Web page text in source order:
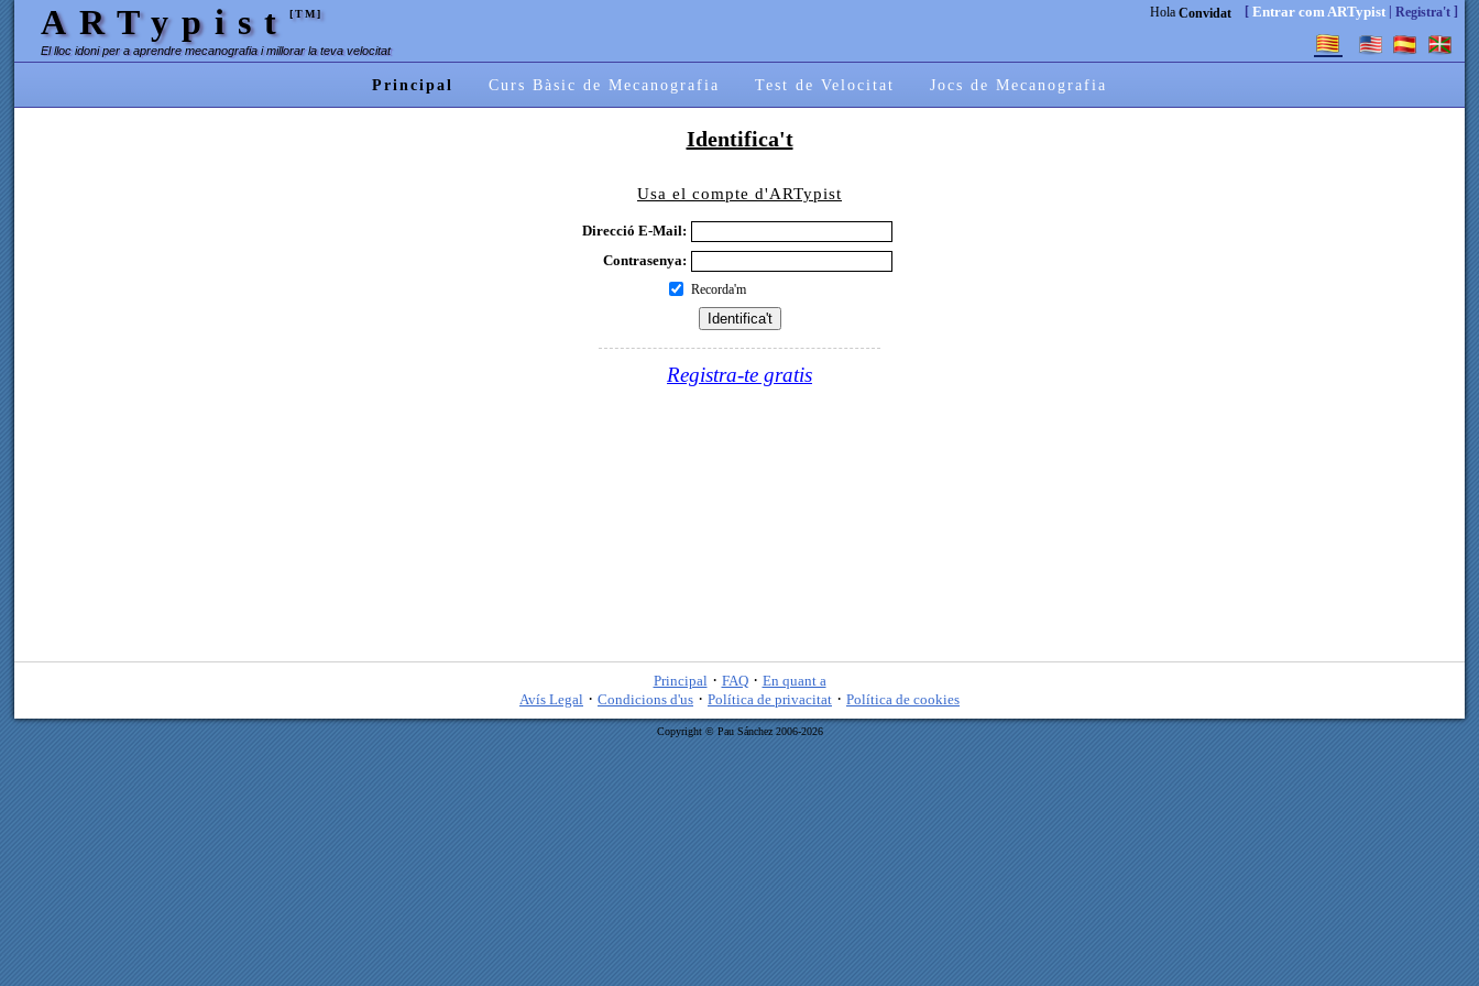
ARTypist[TM]
El lloc idoni per a aprendre mecanografia i millorar la teva velocitat
Hola Convidat [ Entrar com ARTypist| Registra't]
Principal Curs Bàsic de Mecanografia Test de Velocitat Jocs de Mecanografia
Identifica't
Usa el compte d'ARTypist
Direcció E-Mail:
Contrasenya:
Recorda'm
Registra-te gratis
Principal · FAQ· En quant a
Avís Legal · Condicions d'us · Política de privacitat · Política de cookies
Copyright © Pau Sánchez 2006-2026